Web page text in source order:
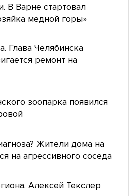
В Варне стартовал
медной горы»
Глава Челябинска
ремонт на
зоопарка появился
Жители дома на
на агрессивного соседа
Алексей Текслер